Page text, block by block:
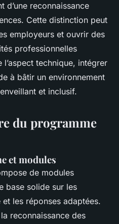
d’une reconnaissance
Cette distinction peut
employeurs et ouvrir des
professionnelles
technique, intégrer
à bâtir un environnement
et inclusif.
du programme
et modules
de modules
base solide sur les
les réponses adaptées.
reconnaissance des